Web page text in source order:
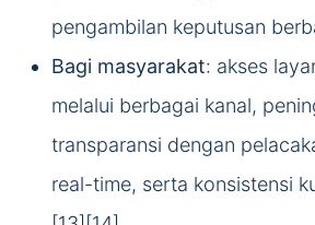
pengambilan keputusan
Bagi masyarakat: akses
melalui berbagai kanal,
transparansi dengan
real-time, serta konsistensi